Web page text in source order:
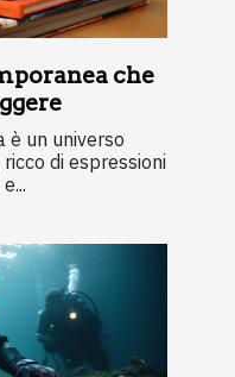
che
è un universo
di espressioni